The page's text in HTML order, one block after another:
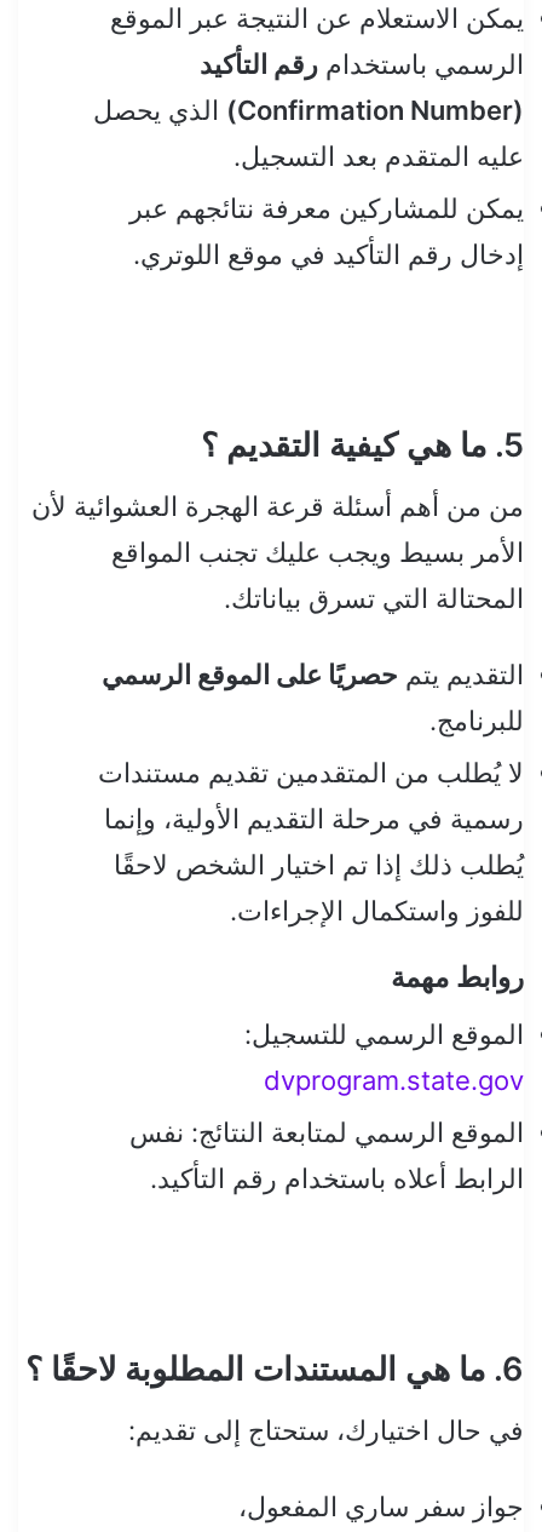
يمكن الاستعلام عن النتيجة عبر الموقع
الرسمي باستخدام رقم التأكيد
(Confirmation Number)
الذي يحصل
عليه المتقدم بعد التسجيل.
يمكن للمشاركين معرفة نتائجهم عبر
إدخال رقم التأكيد في موقع اللوتري.
5. ما هي كيفية التقديم ؟
من من أهم أسئلة قرعة الهجرة العشوائية لأن
الأمر بسيط ويجب عليك تجنب المواقع
المحتالة التي تسرق بياناتك.
التقديم يتم حصريًا على الموقع الرسمي
للبرنامج.
لا يُطلب من المتقدمين تقديم مستندات
رسمية في مرحلة التقديم الأولية، وإنما
يُطلب ذلك إذا تم اختيار الشخص لاحقًا
للفوز واستكمال الإجراءات.
روابط مهمة
الموقع الرسمي للتسجيل:
dvprogram.state.gov
الموقع الرسمي لمتابعة النتائج: نفس
الرابط أعلاه باستخدام رقم التأكيد.
6. ما هي المستندات المطلوبة لاحقًا ؟
في حال اختيارك، ستحتاج إلى تقديم:
جواز سفر ساري المفعول،